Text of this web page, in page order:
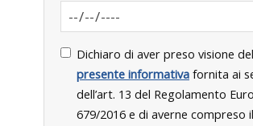
Dichiaro di aver preso visione
presente informativa fornita ai
dell’art. 13 del Regolamento
679/2016 e di averne compreso il